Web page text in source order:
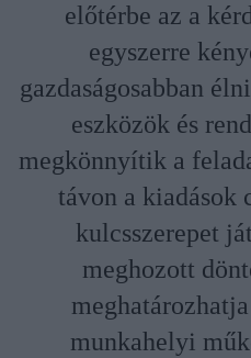
előtérbe az a
egyszerre
gazdaságosabban
eszközök és
megkönnyítik a
távon a kiadások
kulcsszerepet
meghozott
munkahelyi